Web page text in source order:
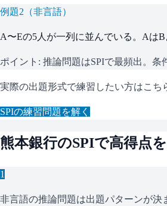
例題2 （非言語）
A〜Eの5人が一列に並んでいる。Aは
ポイント: 推論問題はSPIで最頻出。条
実際の出題形式で練習したい方はこち
SPIの練習問題を解く
熊本銀行のSPIで高得点
1
非言語の推論問題は出題パターンが